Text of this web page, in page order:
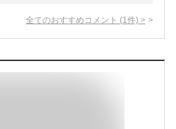
全てのおすすめコメント (1 件) >